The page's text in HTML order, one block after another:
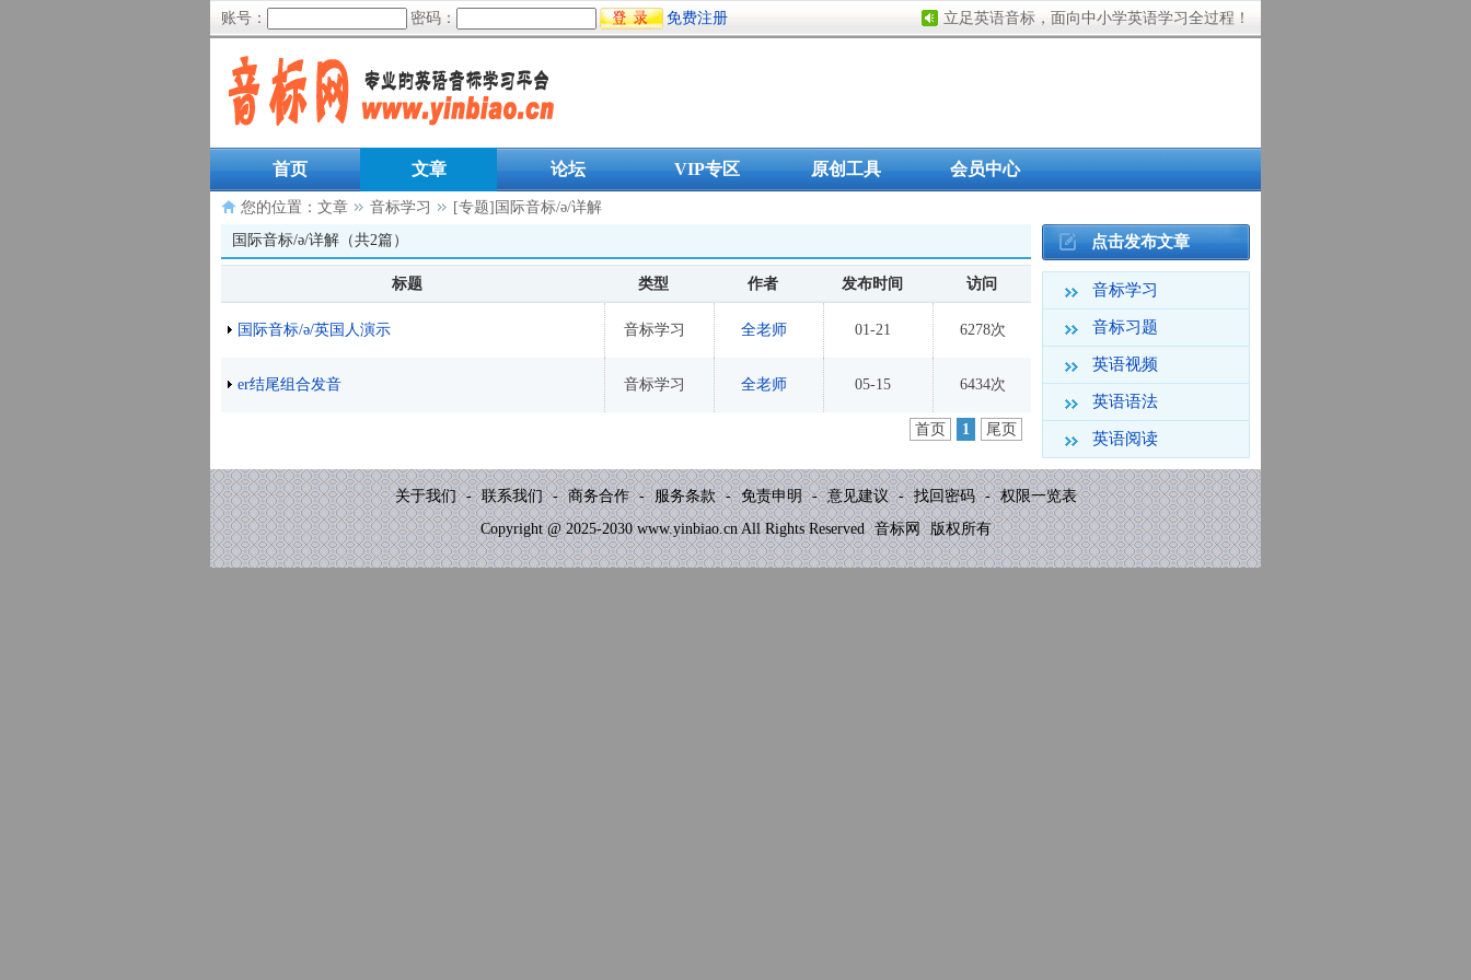
账号： 密码： 免费注册 立足英语音标，面向中小学英语学习全过程！
首页 文章 论坛 VIP专区 原创工具 会员中心
您的位置： 文章 音标学习
[专题]国际音标/ə/详解
国际音标/ə/详解（共2篇）
标题 类型 作者 发布时间 访问
国际音标/ə/英国人演示 音标学习 全老师 01-21 6278次
er结尾组合发音 音标学习 全老师 05-15 6434次
首页 1 尾页
点击发布文章
音标学习
音标习题
英语视频
英语语法
英语阅读
关于我们 - 联系我们 - 商务合作 - 服务条款 - 免责申明 - 意见建议 - 找回密码 - 权限一览表
Copyright @ 2025-2030 www.yinbiao.cn All Rights Reserved 音标网 版权所有